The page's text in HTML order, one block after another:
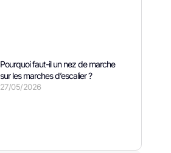
Pourquoi faut-il un nez de marche
sur les marches d’escalier ?
27/05/2026